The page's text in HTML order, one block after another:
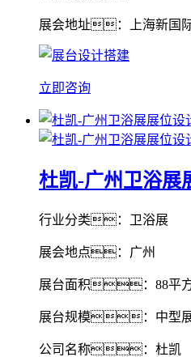
展会地址：上海新国
立即咨询
杜凯-广州卫浴展
行业分类：卫浴展
展会地点：广州
展台面积：88平
展台规模：中型
公司名称：杜凯